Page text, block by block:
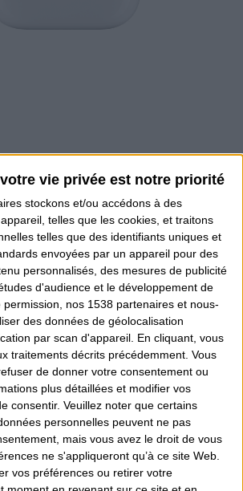
vie privée est notre priorité
stockons et/ou accédons à des
telles que les cookies, et traitons
telles que des identifiants uniques et
envoyées par un appareil pour des
personnalisés, des mesures de publicité
d'audience et le développement de
permission, nos 1538 partenaires et nous-
des données de géolocalisation
par scan d'appareil. En cliquant, vous
traitements décrits précédemment. Vous
de donner votre consentement ou
plus détaillées et modifier vos
consentir. Veuillez noter que certains
personnelles peuvent ne pas
mais vous avez le droit de vous
ne s'appliqueront qu’à ce site Web.
vos préférences ou retirer votre